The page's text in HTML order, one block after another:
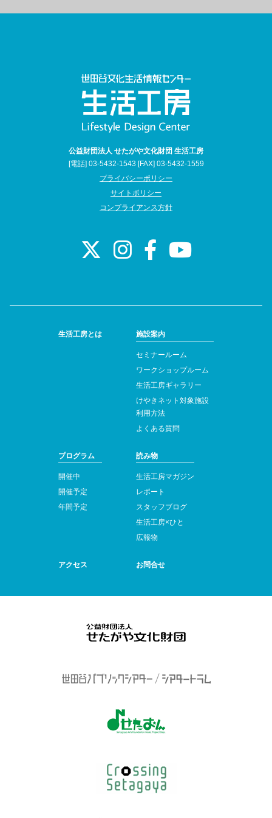
公益財団法人 せたがや文化財団 生活工房
[電話] 03-5432-1543 [FAX] 03-5432-1559
プライバシーポリシー
サイトポリシー
コンプライアンス方針
生活工房とは 施設案内
セミナールーム
ワークショップルーム
生活工房ギャラリー
けやきネット対象施設
利用方法
よくある質問
プログラム
開催中
開催予定
年間予定
読み物
生活工房マガジン
レポート
スタッフブログ
生活工房×ひと
広報物
アクセス お問合せ